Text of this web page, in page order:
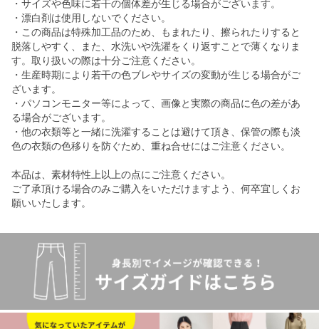
・サイズや色味に若干の個体差が生じる場合がございます。
・漂白剤は使用しないでください。
・この商品は特殊加工品のため、もまれたり、擦られたりすると
脱落しやすく、また、水洗いや洗濯をくり返すことで薄くなりま
す。取り扱いの際は十分ご注意ください。
・生産時期により若干の色ブレやサイズの変動が生じる場合がご
ざいます。
・パソコンモニター等によって、画像と実際の商品に色の差があ
る場合がございます。
・他の衣類等と一緒に洗濯することは避けて頂き、保管の際も淡
色の衣類の色移りを防ぐため、重ね合せにはご注意ください。
本品は、素材特性上以上の点にご注意ください。
ご了承頂ける場合のみご購入をいただけますよう、何卒宜しくお
願いいたします。